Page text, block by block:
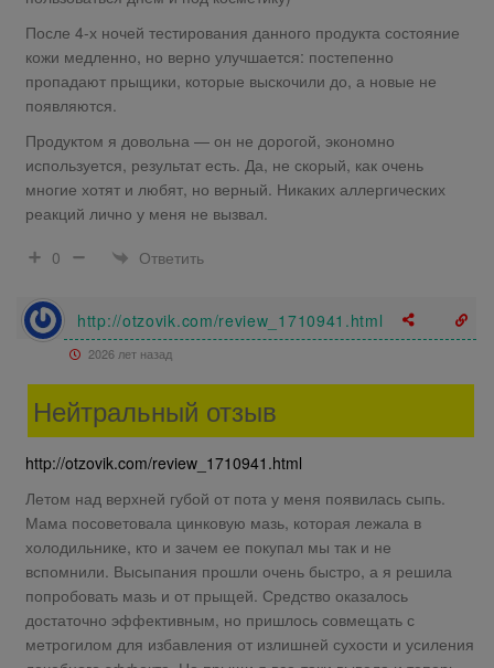
После 4-х ночей тестирования данного продукта состояние
кожи медленно, но верно улучшается: постепенно
пропадают прыщики, которые выскочили до, а новые не
появляются.
Продуктом я довольна — он не дорогой, экономно
используется, результат есть. Да, не скорый, как очень
многие хотят и любят, но верный. Никаких аллергических
реакций лично у меня не вызвал.
0
Ответить
http://otzovik.com/review_1710941.html
2026 лет назад
Нейтральный отзыв
http://otzovik.com/review_1710941.html
Летом над верхней губой от пота у меня появилась сыпь.
Мама посоветовала цинковую мазь, которая лежала в
холодильнике, кто и зачем ее покупал мы так и не
вспомнили. Высыпания прошли очень быстро, а я решила
попробовать мазь и от прыщей. Средство оказалось
достаточно эффективным, но пришлось совмещать с
метрогилом для избавления от излишней сухости и усиления